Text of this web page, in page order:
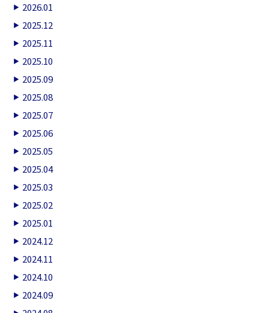
2026.01
2025.12
2025.11
2025.10
2025.09
2025.08
2025.07
2025.06
2025.05
2025.04
2025.03
2025.02
2025.01
2024.12
2024.11
2024.10
2024.09